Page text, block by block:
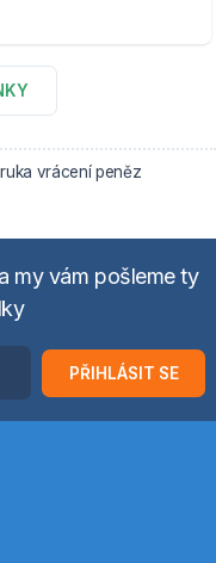
vrácení peněz
my vám pošleme ty
PŘIHLÁSIT SE